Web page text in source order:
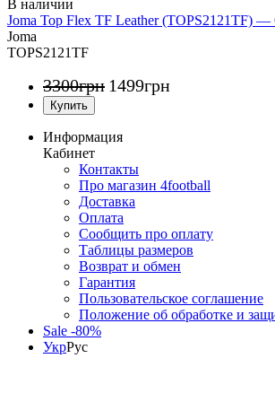
Joma Top Flex TF Leather (TOPS2121TF)
Joma
TOPS2121TF
3300грн 1499грн
Информация
Кабинет
Контакты
Про магазин 4football
Доставка
Оплата
Сообщить про оплату
Таблицы размеров
Возврат и обмен
Гарантия
Пользовательское соглашение
Положение об обработке и
Sale -80%
УкрРус